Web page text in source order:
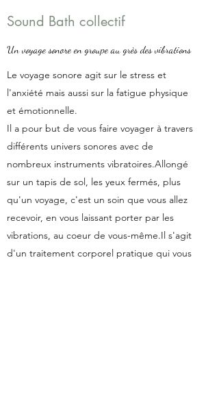
Sound Bath collectif
Un voyage sonore en groupe au grès des vibrations
Le voyage sonore agit sur le stress et
l'anxiété mais aussi sur la fatigue physique
et émotionnelle.
Il a pour but de vous faire voyager à travers
différents univers sonores avec de
nombreux instruments vibratoires.Allongé
sur un tapis de sol, les yeux fermés, plus
qu'un voyage, c'est un soin que vous allez
recevoir, en vous laissant porter par les
vibrations, au coeur de vous-même.Il s'agit
d'un traitement corporel pratique qui vous